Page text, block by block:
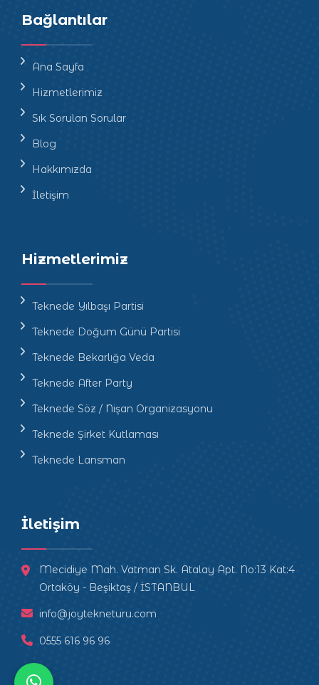
Bağlantılar
Ana Sayfa
Hizmetlerimiz
Sık Sorulan Sorular
Blog
Hakkımızda
İletişim
Hizmetlerimiz
Teknede Yılbaşı Partisi
Teknede Doğum Günü Partisi
Teknede Bekarlığa Veda
Teknede After Party
Teknede Söz / Nişan Organizasyonu
Teknede Şirket Kutlaması
Teknede Lansman
İletişim
Mecidiye Mah. Vatman Sk. Atalay Apt. No:13 Kat:4
Ortaköy - Beşiktaş / İSTANBUL
info@joytekneturu.com
0555 616 96 96